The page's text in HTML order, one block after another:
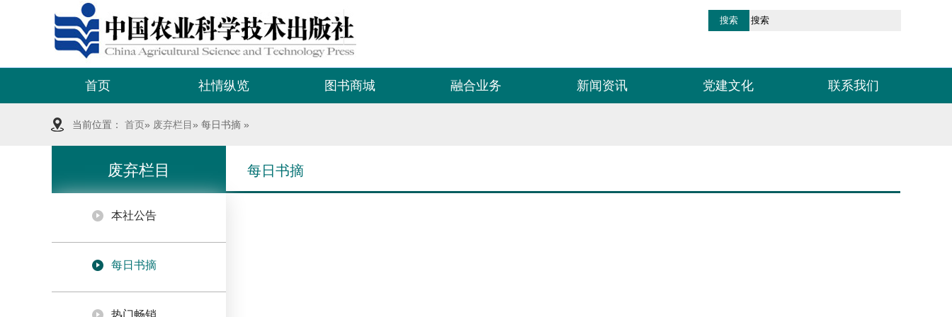
首页 社情纵览 图书商城 融合业务 新闻资讯 党建文化 联系我们
当前位置： 首页» 废弃栏目» 每日书摘 »
废弃栏目
本社公告
每日书摘
热门畅销
每日书摘